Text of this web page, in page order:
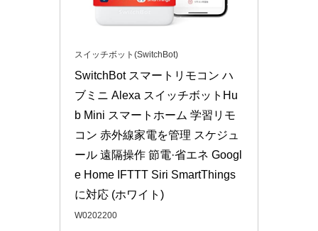
スイッチボット(SwitchBot)
SwitchBot スマートリモコン ハ
ブミニ Alexa スイッチボットHu
b Mini スマートホーム 学習リモ
コン 赤外線家電を管理 スケジュ
ール 遠隔操作 節電·省エネ Googl
e Home IFTTT Siri SmartThings
に対応 (ホワイト)
W0202200